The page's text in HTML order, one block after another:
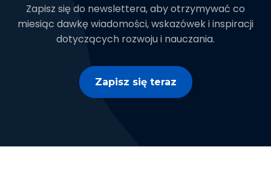
Zapisz się do newslettera, aby otrzymywać co
miesiąc dawkę wiadomości, wskazówek i inspiracji
dotyczących rozwoju i nauczania.
Zapisz się teraz